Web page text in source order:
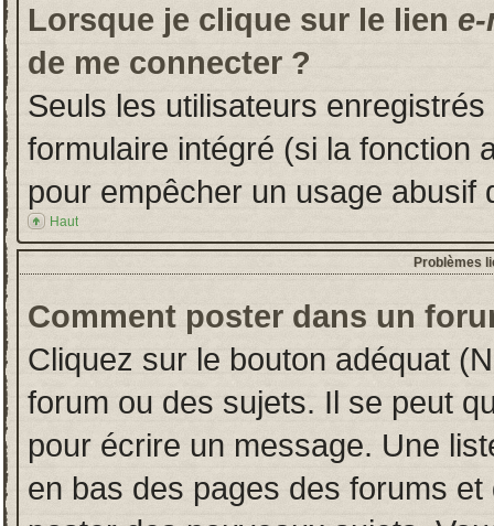
Lorsque je clique sur le lien
de me connecter ?
Seuls les utilisateurs
formulaire intégré (si la fonction
pour empêcher un usage abusif
Haut
Problèmes
Comment poster dans un
Cliquez sur le bouton adéquat
forum ou des sujets. Il se peut
pour écrire un message. Une
en bas des pages des forums